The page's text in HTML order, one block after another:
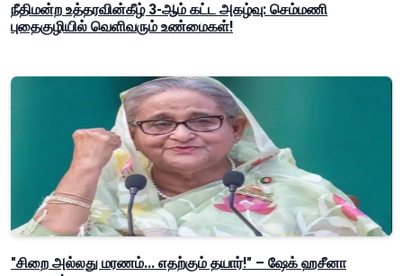
நீதிமன்ற உத்தரவின்கீழ் 3-ஆம் கட்ட அகழ்வு: செம்மணி
புதைகுழியில் வெளிவரும் உண்மைகள்!
"சிறை அல்லது மரணம்... எதற்கும் தயார்!" – ஷேக் ஹசீனா